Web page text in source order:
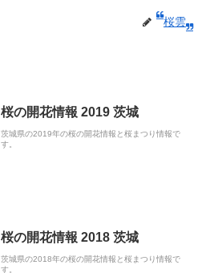
桜雲
桜の開花情報 2019 茨城
茨城県の2019年の桜の開花情報と桜まつり情報で
す。
桜の開花情報 2018 茨城
茨城県の2018年の桜の開花情報と桜まつり情報で
す。